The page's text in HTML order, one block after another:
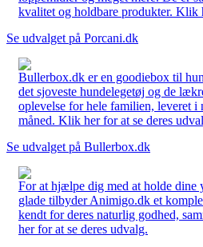
kvalitet og holdbare produkter. Klik
Se udvalget på Porcani.dk
Bullerbox.dk er en goodiebox til
det sjoveste hundelegetøj og de
oplevelse for hele familien, leveret i
måned. Klik her for at se deres
Se udvalget på Bullerbox.dk
For at hjælpe dig med at holde dine
glade tilbyder Animigo.dk et
kendt for deres naturlig godhed,
her for at se deres udvalg.